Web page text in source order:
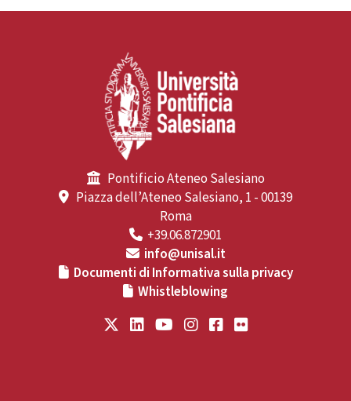
Pontificio Ateneo Salesiano
Piazza dell’Ateneo Salesiano, 1 - 00139
Roma
+39.06.872901
info@unisal.it
Documenti di Informativa sulla privacy
Whistleblowing